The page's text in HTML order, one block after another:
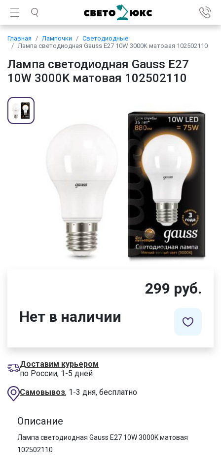
Главная Лампочки
Светодиодные
Лампа светодиодная Gauss E27 10W 3000K матовая 102502110
Лампа светодиодная Gauss E27
10W 3000K матовая 102502110
299 руб.
Нет в наличии
Доставим курьером
по России, 1-5 дней
Самовывоз, 1-3 дня, бесплатно
Описание
Лампа светодиодная Gauss E27 10W 3000K матовая
102502110